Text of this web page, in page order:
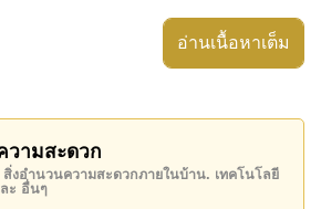
4 ห้องน้ำ – 339 ตร.ม.
ห้องน้ำ – 417 ตร.ม.
ลือกเพิ่มGuesthouseได้)
อ่านเนื้อหาเต็ม
วามสะดวก
สิ่งอำนวนความสะดวกภายในบ้าน. เทคโนโลยี
ะ อื่นๆ